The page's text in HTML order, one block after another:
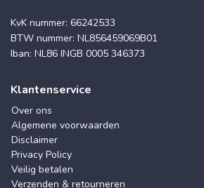
KvK nummer: 66242533
BTW nummer: NL856459069B01
Iban: NL86 INGB 0005 346373
Klantenservice
Over ons
Algemene voorwaarden
Disclaimer
Privacy Policy
Veilig betalen
Verzenden & retourneren